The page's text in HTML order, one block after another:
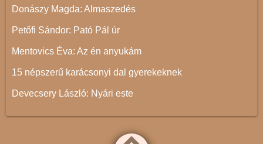
Donászy Magda: Almaszedés
Petőfi Sándor: Pató Pál úr
Mentovics Éva: Az én anyukám
15 népszerű karácsonyi dal gyerekeknek
Devecsery László: Nyári este